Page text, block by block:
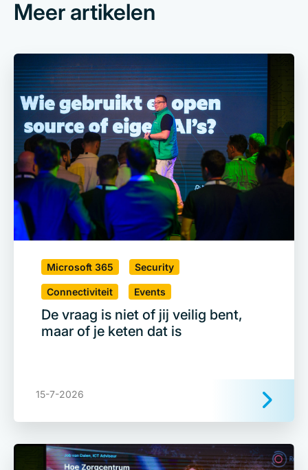
Meer artikelen
Microsoft 365 Security
Connectiviteit Events
De vraag is niet of jij veilig bent,
maar of je keten dat is
15-7-2026